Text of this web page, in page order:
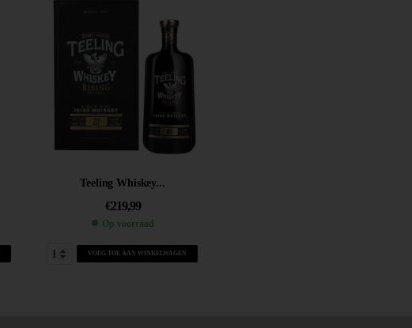
Teeling Whiskey...
€219,99
Op voorraad
VOEG TOE AAN WINKELWAGEN